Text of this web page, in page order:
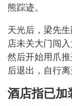
熊踪迹。
天光后，梁先
店未关大门闯
然后开始用爪
后退出，自行离
酒店指已加